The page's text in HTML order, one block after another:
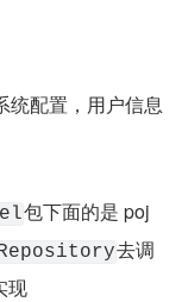
统配置，用户信息
包下面的是 poj
去调
现